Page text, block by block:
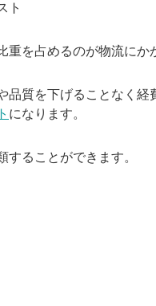
ト
重を占めるのが物流にか
品質を下げることなく
になります。
ることができます。